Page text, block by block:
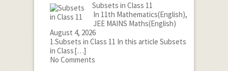
Subsets in Class 11
In 11th Mathematics(English),
JEE MAINS Maths(English)
August 4, 2026
1.Subsets in Class 11 In this article Subsets
in Class[…]
No Comments